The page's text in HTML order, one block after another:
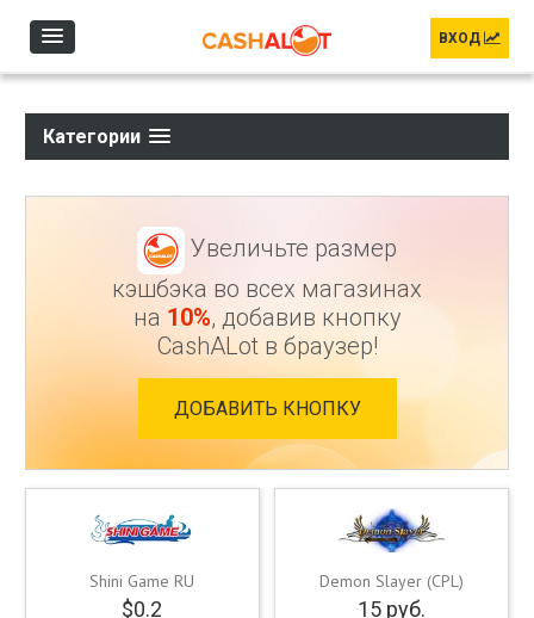
ВХОД
Категории
Увеличьте размер
кэшбэка во всех магазинах
на 10%, добавив кнопку
CashALot в браузер!
ДОБАВИТЬ КНОПКУ
Shini Game RU
$0.2
Demon Slayer (CPL)
15 руб.